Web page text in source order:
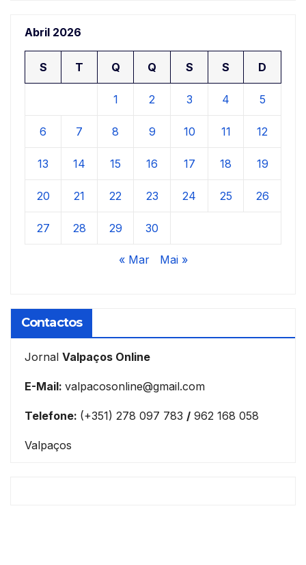
Abril 2026
S T Q Q S S D
1 2 3 4 5
6 7 8 9 10 11 12
13 14 15 16 17 18 19
20 21 22 23 24 25 26
27 28 29 30
« Mar Mai »
Contactos
Jornal Valpaços Online
E-Mail: valpacosonline@gmail.com
Telefone: (+351) 278 097 783 / 962 168 058
Valpaços